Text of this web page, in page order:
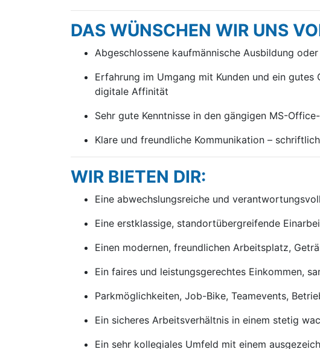
DAS WÜNSCHEN WIR UNS
Abgeschlossene kaufmännische Ausbildung
Erfahrung im Umgang mit Kunden und ein
digitale Affinität
Sehr gute Kenntnisse in den gängigen MS-
Klare und freundliche Kommunikation –
WIR BIETEN DIR:
Eine abwechslungsreiche und
Eine erstklassige, standortübergreifende
Einen modernen, freundlichen Arbeitsplatz,
Ein faires und leistungsgerechtes Einkommen,
Parkmöglichkeiten, Job-Bike, Teamevents,
Ein sicheres Arbeitsverhältnis in einem stetig
Ein sehr kollegiales Umfeld mit einem